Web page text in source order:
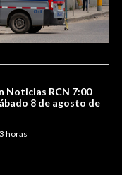
Noticias RCN 7:00
8 de agosto de
3 horas